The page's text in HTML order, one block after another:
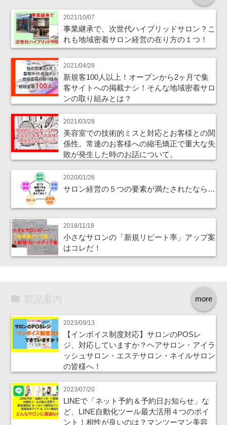
2021/10/07
事業継承で、次世代ハイブリッドサロン？こ
れも地域密着サロン経営の在り方の１つ！
2021/04/28
新規客100人以上！オープンから2ヶ月で集
客サイトへの掲載ナシ！そんな地域密着サロ
ンの取り組みとは？
2021/03/28
美容室での技術的ミスと対応とお客様との関
係性。常連のお客様への縮毛矯正で重大な失
敗が発生した時のお話について。
2020/01/26
サロン経営の５つの要素が満たされたなら…
2018/11/18
小さなサロンの「新規リピート率」アップ案
はコレだ！
more
製品案内
2023/09/13
【インボイス制度対応】サロンのPOSレ
ジ、対応していますか？ヘアサロン・アイラ
ッシュサロン・エステサロン・ネイルサロン
の皆様へ！
2023/07/20
LINEで「ネット予約＆予約日お知らせ」な
ど、LINE自動化ツール最大活用４つのポイ
ント！相性が良いのは？マンツーマン美容